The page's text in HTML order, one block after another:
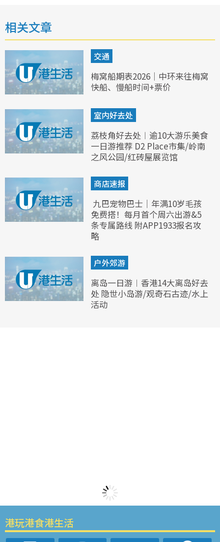
相关文章
交通
梅窝船期表2026｜中环来往梅窝
快船、慢船时间+票价
室内好去处
荔枝角好去处︱逾10大游乐美食
一日游推荐 D2 Place市集/岭南
之风公园/红砖屋展览馆
商店速报
九巴宠物巴士｜年满10岁毛孩
免费搭！每月首个周六出游&5
条专属路线 附APP1933报名攻
略
户外郊游
离岛一日游︱香港14大离岛好去
处 隐世小岛游/观奇石古迹/水上
活动
港玩港食港生活